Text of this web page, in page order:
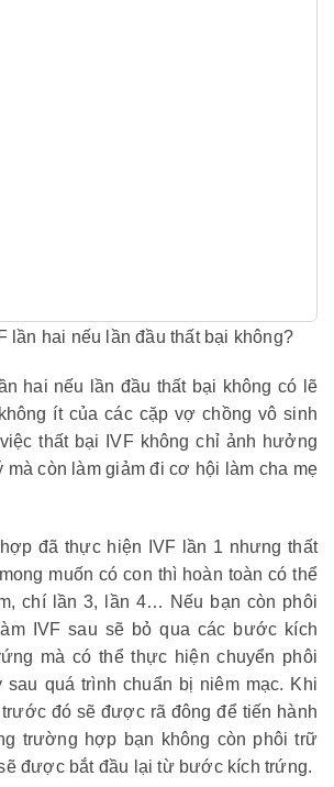
lần hai nếu lần đầu thất bại không?
hai nếu lần đầu thất bại không có lẽ
ít của các cặp vợ chồng vô sinh
thất bại IVF không chỉ ảnh hưởng
mà còn làm giảm đi cơ hội làm cha mẹ
đã thực hiện IVF lần 1 nhưng thất
muốn có con thì hoàn toàn có thể
chí lần 3, lần 4… Nếu bạn còn phôi
IVF sau sẽ bỏ qua các bước kích
mà có thể thực hiện chuyển phôi
sau quá trình chuẩn bị niêm mạc. Khi
đó sẽ được rã đông để tiến hành
trường hợp bạn không còn phôi trữ
được bắt đầu lại từ bước kích trứng.